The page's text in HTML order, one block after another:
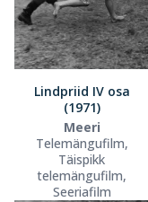
Lindpriid IV osa
(1971)
Meeri
Telemängufilm,
Täispikk
telemängufilm,
Seeriafilm